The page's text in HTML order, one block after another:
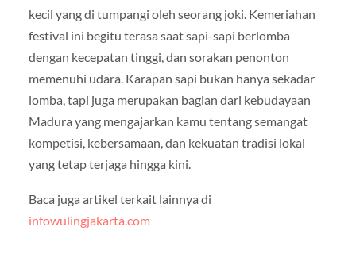
kecil yang di tumpangi oleh seorang joki. Kemeriahan
festival ini begitu terasa saat sapi-sapi berlomba
dengan kecepatan tinggi, dan sorakan penonton
memenuhi udara. Karapan sapi bukan hanya sekadar
lomba, tapi juga merupakan bagian dari kebudayaan
Madura yang mengajarkan kamu tentang semangat
kompetisi, kebersamaan, dan kekuatan tradisi lokal
yang tetap terjaga hingga kini.
Baca juga artikel terkait lainnya di
infowulingjakarta.com